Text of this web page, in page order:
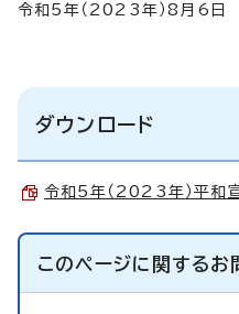
令和5年（2023年）8月6日
ダウンロード
令和5年（2023年）平和
このページに関するお